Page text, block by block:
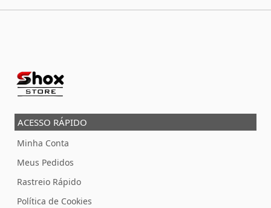
ACESSO RÁPIDO
Minha Conta
Meus Pedidos
Rastreio Rápido
Política de Cookies